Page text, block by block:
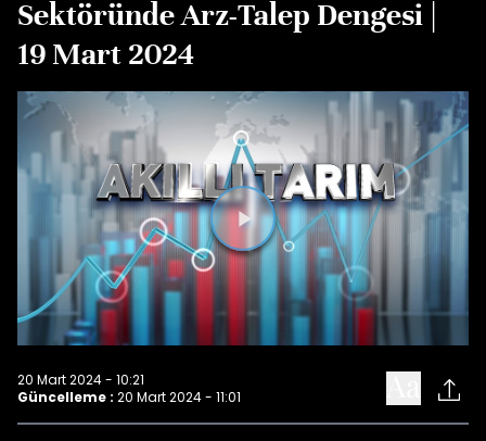
Sektöründe Arz-Talep Dengesi |
19 Mart 2024
Videoyu
Oynat
20 Mart 2024 - 10:21
Güncelleme : 20 Mart 2024 - 11:01